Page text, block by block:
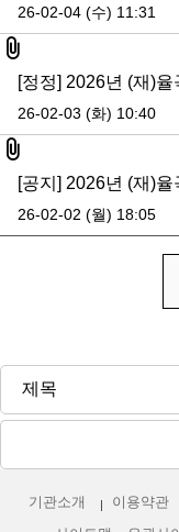
26-02-04 (수) 11:31
첨부파일
26-02-03 (화) 10:40
첨부파일
26-02-02 (월) 18:05
기관소개 이용약관